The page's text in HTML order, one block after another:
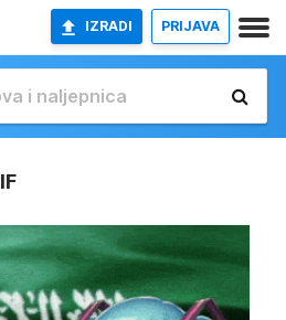
IZRADI PRIJAVA